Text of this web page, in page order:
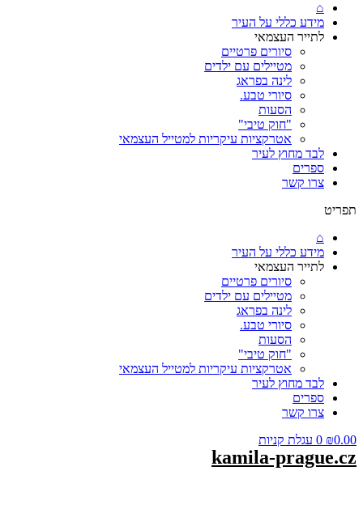
⌂
מידע כללי על העיר
לתייר העצמאי
סיורים פרטיים
מטיילים עם ילדים
לינה בפראג
סיורי טבע.
הסעות
"חוק טיבי"
אטרקציות עיקריות למטייל העצמאי
לבד מחוץ לעיר
ספרים
צרו קשר
תפריט
⌂
מידע כללי על העיר
לתייר העצמאי
סיורים פרטיים
מטיילים עם ילדים
לינה בפראג
סיורי טבע.
הסעות
"חוק טיבי"
אטרקציות עיקריות למטייל העצמאי
לבד מחוץ לעיר
ספרים
צרו קשר
₪0.00
0 עגלת קניות
kamila-prague.cz